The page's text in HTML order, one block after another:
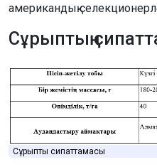
американдық
Сұрыптың
Сұрыптың сипаттамасы